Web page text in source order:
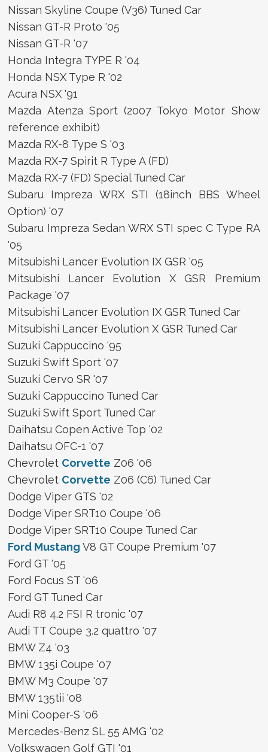
Nissan Skyline Coupe (V36) Tuned Car
Nissan GT-R Proto '05
Nissan GT-R '07
Honda Integra TYPE R '04
Honda NSX Type R '02
Acura NSX '91
Mazda Atenza Sport (2007 Tokyo Motor Show
reference exhibit)
Mazda RX-8 Type S '03
Mazda RX-7 Spirit R Type A (FD)
Mazda RX-7 (FD) Special Tuned Car
Subaru Impreza WRX STI (18inch BBS Wheel
Option) '07
Subaru Impreza Sedan WRX STI spec C Type RA
'05
Mitsubishi Lancer Evolution IX GSR '05
Mitsubishi Lancer Evolution X GSR Premium
Package '07
Mitsubishi Lancer Evolution IX GSR Tuned Car
Mitsubishi Lancer Evolution X GSR Tuned Car
Suzuki Cappuccino '95
Suzuki Swift Sport '07
Suzuki Cervo SR '07
Suzuki Cappuccino Tuned Car
Suzuki Swift Sport Tuned Car
Daihatsu Copen Active Top '02
Daihatsu OFC-1 '07
Chevrolet Corvette Z06 '06
Chevrolet Corvette Z06 (C6) Tuned Car
Dodge Viper GTS '02
Dodge Viper SRT10 Coupe '06
Dodge Viper SRT10 Coupe Tuned Car
Ford Mustang V8 GT Coupe Premium '07
Ford GT '05
Ford Focus ST '06
Ford GT Tuned Car
Audi R8 4.2 FSI R tronic '07
Audi TT Coupe 3.2 quattro '07
BMW Z4 '03
BMW 135i Coupe '07
BMW M3 Coupe '07
BMW 135tii '08
Mini Cooper-S '06
Mercedes-Benz SL 55 AMG '02
Volkswagen Golf GTI '01